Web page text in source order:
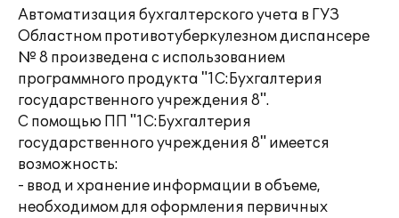
Автоматизация бухгалтерского учета в ГУЗ
Областном противотуберкулезном диспансере
№ 8 произведена с использованием
программного продукта "1С:Бухгалтерия
государственного учреждения 8".
С помощью ПП "1С:Бухгалтерия
государственного учреждения 8" имеется
возможность:
- ввод и хранение информации в объеме,
необходимом для оформления первичных